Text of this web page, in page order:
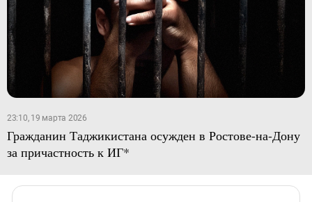
23:10, 19 марта 2026
Гражданин Таджикистана осужден в Ростове-на-Дону
за причастность к ИГ*